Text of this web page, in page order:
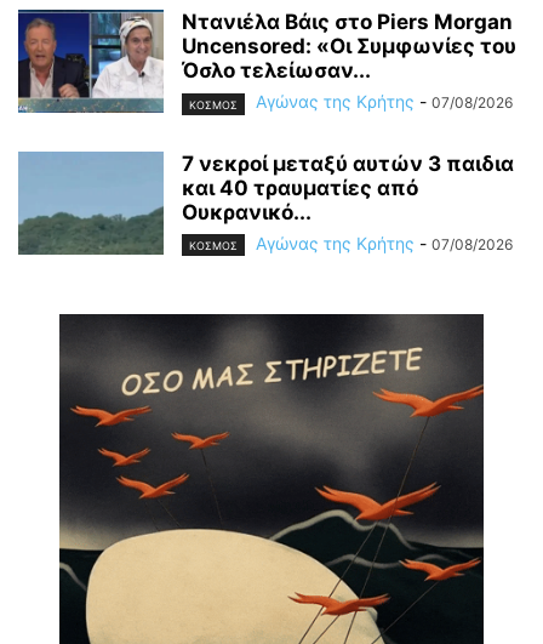
Ντανιέλα Βάις στο Piers Morgan
Uncensored: «Οι Συμφωνίες του
Όσλο τελείωσαν...
ΚΟΣΜΟΣ Αγώνας της Κρήτης - 07/08/2026
7 νεκροί μεταξύ αυτών 3 παιδια
και 40 τραυματίες από
Ουκρανικό...
ΚΟΣΜΟΣ Αγώνας της Κρήτης - 07/08/2026